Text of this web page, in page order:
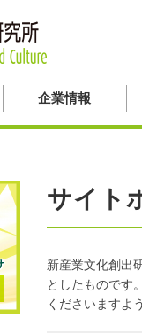
企業情報
サイト
新産業文化創出
としたものです
くださいますよ